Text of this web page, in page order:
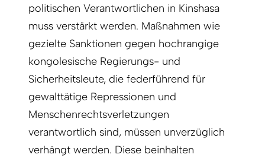
politischen Verantwortlichen in Kinshasa
muss verstärkt werden. Maßnahmen wie
gezielte Sanktionen gegen hochrangige
kongolesische Regierungs- und
Sicherheitsleute, die federführend für
gewalttätige Repressionen und
Menschenrechtsverletzungen
verantwortlich sind, müssen unverzüglich
verhängt werden. Diese beinhalten